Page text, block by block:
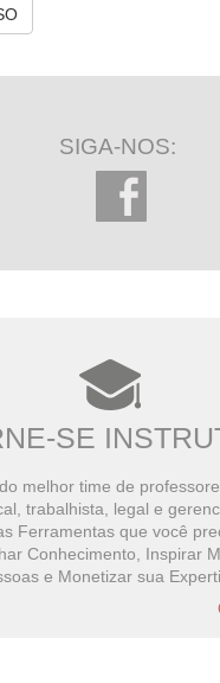
SIGA-NOS:
SE
melhor time de
trabalhista, legal e
Ferramentas que você
Conhecimento, Inspirar
e Monetizar sua